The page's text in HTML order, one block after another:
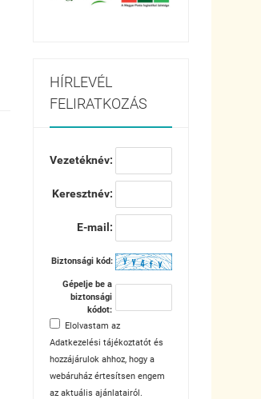
HÍRLEVÉL
FELIRATKOZÁS
Vezetéknév:
Keresztnév:
E-mail:
Biztonsági kód:
Gépelje be a
biztonsági
kódot:
Elolvastam az
Adatkezelési tájékoztatótés
hozzájárulok ahhoz, hogy a
webáruház értesítsen engem
az aktuális ajánlatairól.